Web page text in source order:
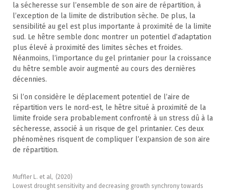
la sécheresse sur l’ensemble de son aire de répartition, à
l’exception de la limite de distribution sèche. De plus, la
sensibilité au gel est plus importante à proximité de la limite
sud. Le hêtre semble donc montrer un potentiel d’adaptation
plus élevé à proximité des limites sèches et froides.
Néanmoins, l’importance du gel printanier pour la croissance
du hêtre semble avoir augmenté au cours des dernières
décennies.
Si l’on considère le déplacement potentiel de l’aire de
répartition vers le nord-est, le hêtre situé à proximité de la
limite froide sera probablement confronté à un stress dû à la
sécheresse, associé à un risque de gel printanier. Ces deux
phénomènes risquent de compliquer l’expansion de son aire
de répartition.
Muffler L. et al, (2020)
Lowest drought sensitivity and decreasing growth synchrony towards